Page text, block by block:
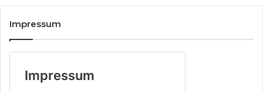
документарци, играни филмови и телевизиски
Балканот задолжително се вплеткани во личноста на
Impressum